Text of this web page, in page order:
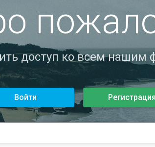
доступ ко всем
Войти Регистрация